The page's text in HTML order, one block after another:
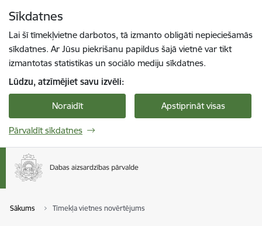
Sīkdatnes
Lai šī tīmekļvietne darbotos, tā izmanto obligāti nepieciešamās
sīkdatnes. Ar Jūsu piekrišanu papildus šajā vietnē var tikt
izmantotas statistikas un sociālo mediju sīkdatnes.
Lūdzu, atzīmējiet savu izvēli:
Noraidīt Apstiprināt visas
Pārvaldīt sīkdatnes
Sākums Tīmekļa vietnes novērtējums